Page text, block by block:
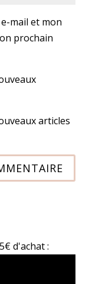
mail et mon
prochain
articles
d'achat :